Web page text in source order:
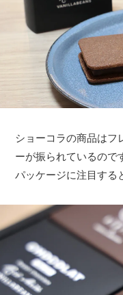
ショーコラの商品はフ
ーが振られているので
パッケージに注目する